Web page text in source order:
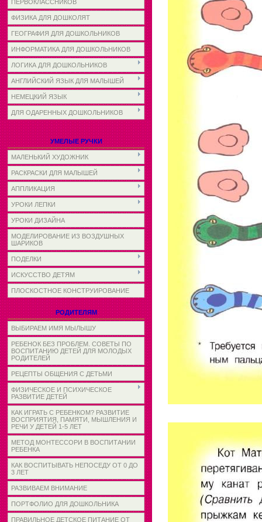
ПЕРВОКЛАССНИКОВ
ФИЗИКА ДЛЯ ДОШКОЛЯТ
ГЕОГРАФИЯ ДЛЯ ДОШКОЛЬНИКОВ
ИНФОРМАТИКА ДЛЯ ДОШКОЛЬНИКОВ
ЛОГИКА ДЛЯ ДОШКОЛЬНИКОВ
АНГЛИЙСКИЙ ЯЗЫК ДЛЯ МАЛЫШЕЙ
НЕМЕЦКИЙ ЯЗЫК
ДЛЯ ОДАРЕННЫХ ДОШКОЛЬНИКОВ
УМЕЛЫЕ РУЧКИ
МАЛЕНЬКИЙ ХУДОЖНИК
РАСКРАСКИ ДЛЯ МАЛЫШЕЙ
АППЛИКАЦИЯ
УРОКИ ЛЕПКИ
УРОКИ ДИЗАЙНА
МОДЕЛИРОВАНИЕ ИЗ ВОЗДУШНЫХ
ШАРИКОВ
ПОДЕЛКИ
ИСКУССТВО ДЕТЯМ
ПЛОСКОСТНОЕ КОНСТРУИРОВАНИЕ
РОДИТЕЛЯМ
ВЫБИРАЕМ ИМЯ МЫЛЫШУ
РЕБЕНОК БЕЗ ПРОБЛЕМ. СОВЕТЫ ПО
ВОСПИТАНИЮ ДЕТЕЙ ДЛЯ МОЛОДЫХ
РОДИТЕЛЕЙ
РЕЦЕПТЫ ОБЩЕНИЯ С ДЕТЬМИ
ФИЗИЧЕСКОЕ И ПСИХИЧЕСКОЕ
РАЗВИТИЕ ДЕТЕЙ
КАК ИГРАТЬ С РЕБЕНКОМ? РАЗВИТИЕ
ВОСПРИЯТИЯ, ПАМЯТИ, МЫШЛЕНИЯ И
РЕЧИ У ДЕТЕЙ 1-5 ЛЕТ
МЕТОД МОНТЕССОРИ В ВОСПИТАНИИ
РЕБЕНКА
КАК ВОСПИТЫВАТЬ НЕПОСЕДУ ОТ 0 ДО
3 ЛЕТ
РАЗВИВАЕМ ВНИМАНИЕ
ПОРТФОЛИО ДЛЯ ДОШКОЛЬНИКА
ПРАВИЛЬНОЕ ДЕТСКОЕ ПИТАНИЕ ОТ